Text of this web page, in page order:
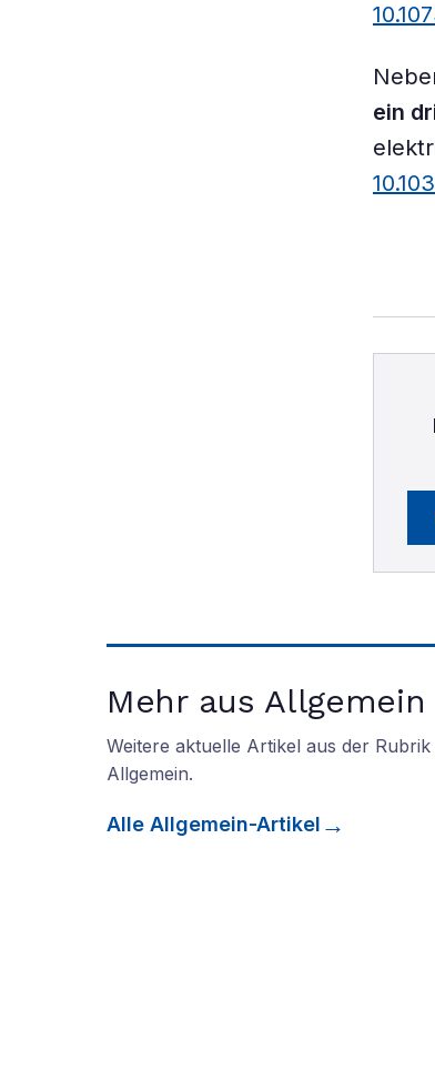
ein
Mehr aus Allgemein
Weitere aktuelle Artikel aus der Rubrik
Allgemein.
Alle Allgemein-Artikel